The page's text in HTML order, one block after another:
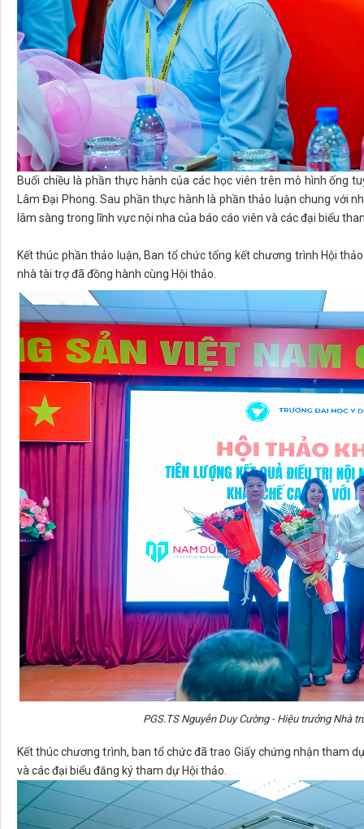
Buổi chiều là phần thực hành của các học viên trên mô hình ống
Lâm Đại Phong. Sau phần thực hành là phần thảo luận chung với
lâm sàng trong lĩnh vực nội nha của báo cáo viên và các đại biểu
Kết thúc phần thảo luận, Ban tổ chức tổng kết chương trình Hội
nhà tài trợ đã đồng hành cùng Hội thảo.
PGS.TS Nguyễn Duy Cường - Hiệu trưởng Nhà
Kết thúc chương trình, ban tổ chức đã trao Giấy chứng nhận tham
và các đại biểu đăng ký tham dự Hội thảo.